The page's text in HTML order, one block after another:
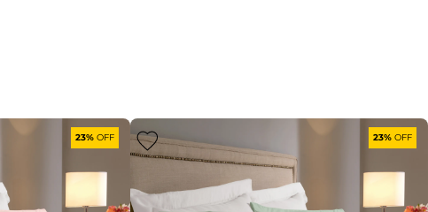
23% OFF 23% OFF